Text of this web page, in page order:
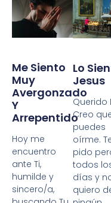
Me Siento
Muy
Avergonzado
Y
Arrepentido
Hoy me
encuentro
ante Ti,
humilde y
sincero/a,
Lo
Jesus
Querido
Creo
puedes
oírme.
pido
todos
días y
quiero